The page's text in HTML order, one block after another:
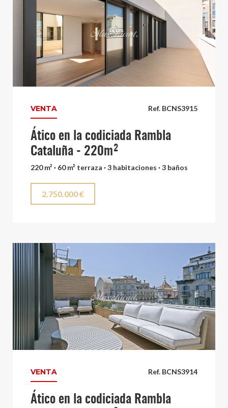
Ref. BCNS3915
VENTA
Ático en la codiciada Rambla
Cataluña - 220m²
220 m² · 60 m² terraza · 3 habitaciones · 3 baños
2.750.000 €
Ref. BCNS3914
VENTA
Ático en la codiciada Rambla